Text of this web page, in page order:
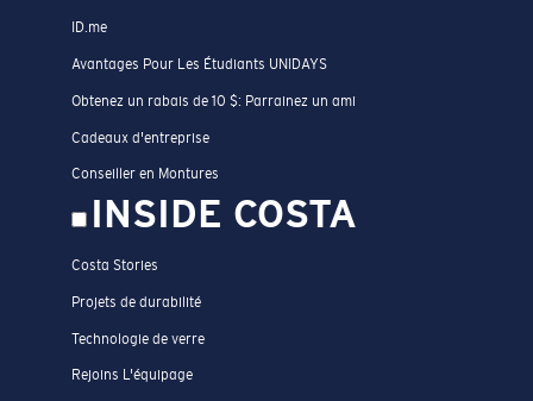
ID.me
Avantages Pour Les Étudiants UNIDAYS
Obtenez un rabais de 10 $: Parrainez un ami
Cadeaux d'entreprise
Conseiller en Montures
INSIDE COSTA
Costa Stories
Projets de durabilité
Technologie de verre
Rejoins L'équipage